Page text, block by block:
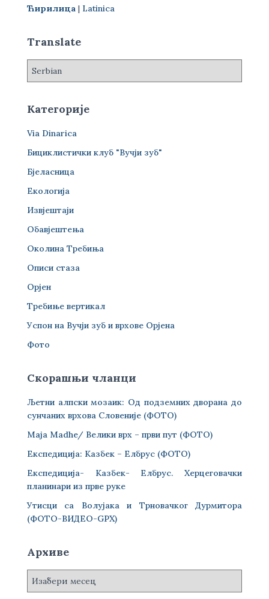
а
а
Ћирилица | Latinica
Translate
Категорије
Via Dinarica
Бициклистички клуб "Вучји зуб"
Бјеласница
Екологија
Извјештаји
Обавјештења
Околина Требиња
Описи стаза
Орјен
Требиње вертикал
Успон на Вучји зуб и врхове Орјена
Фото
Скорашњи чланци
Љетни алпски мозаик: Од подземних дворана до
сунчаних врхова Словеније (ФОТО)
Maja Madhe/ Велики врх – први пут (ФОТО)
Експедиција: Казбек – Елбрус (ФОТО)
Експедиција- Казбек- Елбрус. Херцеговачки
планинари из прве руке
Утисци са Волујака и Трновачког Дурмитора
(ФОТО-ВИДЕО-GPX)
Архиве
А